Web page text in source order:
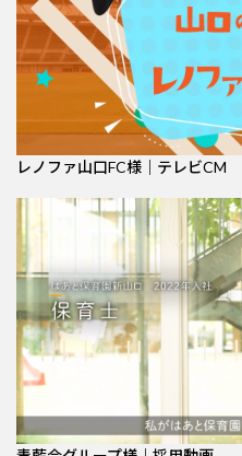
レノファ山口FC様｜テレビCM